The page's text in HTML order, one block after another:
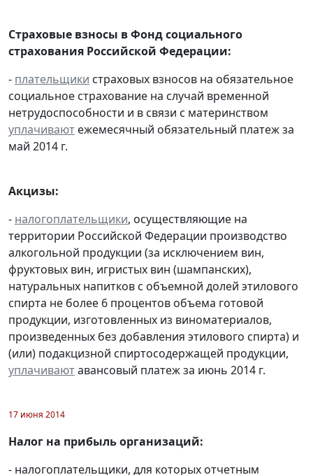
Страховые взносы в Фонд социального
страхования Российской Федерации:
- плательщики страховых взносов на обязательное
социальное страхование на случай временной
нетрудоспособности и в связи с материнством
уплачивают ежемесячный обязательный платеж за
май 2014 г.
Акцизы:
- налогоплательщики, осуществляющие на
территории Российской Федерации производство
алкогольной продукции (за исключением вин,
фруктовых вин, игристых вин (шампанских),
натуральных напитков с объемной долей этилового
спирта не более 6 процентов объема готовой
продукции, изготовленных из виноматериалов,
произведенных без добавления этилового спирта) и
(или) подакцизной спиртосодержащей продукции,
уплачиваютавансовый платеж за июнь 2014 г.
17 июня 2014
Налог на прибыль организаций:
- налогоплательщики, для которых отчетным